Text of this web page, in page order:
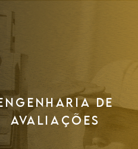
DE
AVALIAÇÕES